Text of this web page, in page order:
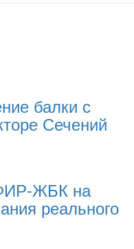
балки с
Сечений
ЖБК на
реального